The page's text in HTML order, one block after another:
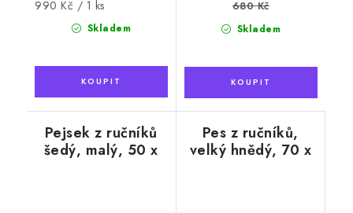
Skladem
Měrná
990 Kč / 1 ks
Skladem
680 Kč
Pejsek z ručníků
šedý, malý, 50 x
Pes z ručníků,
velký hnědý, 70 x